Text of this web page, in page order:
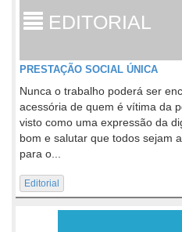
EDITORIAL
PRESTAÇÃO SOCIAL ÚNICA
Nunca o trabalho poderá ser
acessória de quem é vítima da
visto como uma expressão da
bom e salutar que todos sejam
para o...
Editorial